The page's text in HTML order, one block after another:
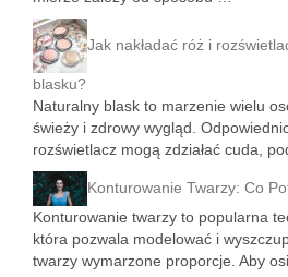
Jak nakładać róż i
blasku?
Naturalny blask to marzenie wielu
świeży i zdrowy wygląd.
rozświetlacz mogą zdziałać cuda,
Konturowanie Twarzy: Co
Konturowanie twarzy to popularna
która pozwala modelować i
twarzy wymarzone proporcje. Aby